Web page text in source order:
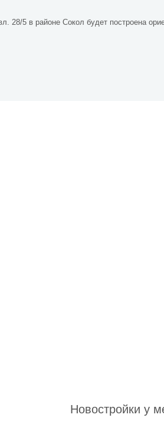
28/5 в районе Сокол будет построена
Новостройки у